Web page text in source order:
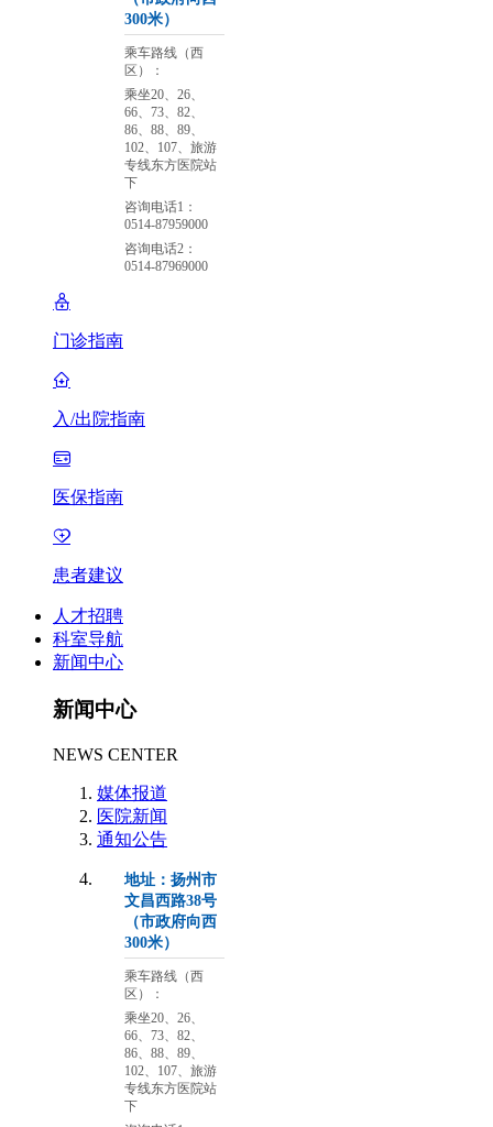
300米）
乘车路线（西
区）：
乘坐20、26、
66、73、82、
86、88、89、
102、107、旅游
专线东方医院站
下
咨询电话1：
0514-87959000
咨询电话2：
0514-87969000
门诊指南
入/出院指南
医保指南
患者建议
人才招聘
科室导航
新闻中心
新闻中心
NEWS CENTER
媒体报道
医院新闻
通知公告
地址：扬州市
文昌西路38号
（市政府向西
300米）
乘车路线（西
区）：
乘坐20、26、
66、73、82、
86、88、89、
102、107、旅游
专线东方医院站
下